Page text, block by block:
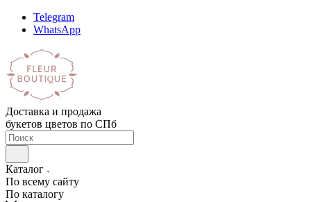
Telegram
WhatsApp
Доставка и продажа
букетов цветов по СПб
Каталог
По всему сайту
По каталогу